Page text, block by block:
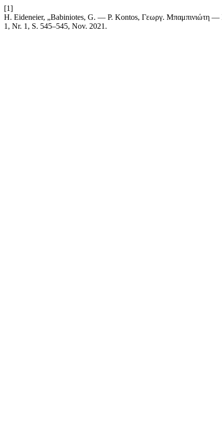
[1]
H. Eideneier, „Babiniotes, G. — P. Kontos, Γεωργ. Μπαμπινιώτη —
1, Nr. 1, S. 545–545, Nov. 2021.